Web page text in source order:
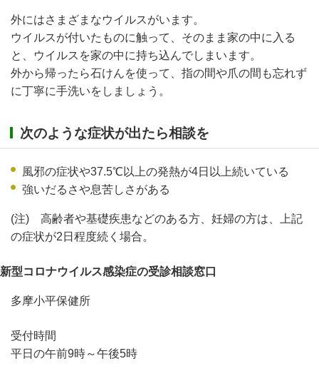
外にはさまざまなウイルスがいます。
ウイルスが付いたものに触って、そのまま家の中に入る
と、ウイルスを家の中に持ち込んでしまいます。
外から帰ったら石けんを使って、指の間や爪の間も忘れず
に丁寧に手洗いをしましょう。
次のような症状が出たら相談を
風邪の症状や37.5℃以上の発熱が4日以上続いている
強いだるさや息苦しさがある
(注) 高齢者や基礎疾患などのある方、妊婦の方は、上記
の症状が2日程度続く場合。
新型コロナウイルス感染症の受診相談窓口
多摩小平保健所
受付時間
平日の午前9時～午後5時